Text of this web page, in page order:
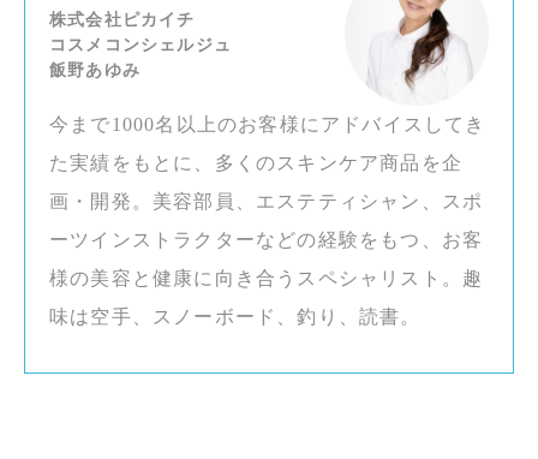
株式会社ピカイチ
コスメコンシェルジュ
飯野あゆみ
今まで1000名以上のお客様にアドバイスしてき
た実績をもとに、多くのスキンケア商品を企
画・開発。美容部員、エステティシャン、スポ
ーツインストラクターなどの経験をもつ、お客
様の美容と健康に向き合うスペシャリスト。趣
味は空手、スノーボード、釣り、読書。